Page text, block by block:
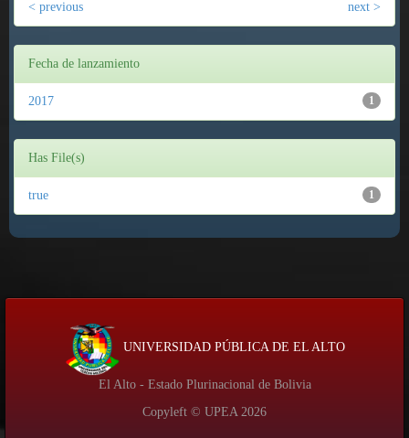
< previous next >
Fecha de lanzamiento
1
2017
Has File(s)
1
true
UNIVERSIDAD PÚBLICA DE EL ALTO
El Alto - Estado Plurinacional de Bolivia
Copyleft © UPEA 2026